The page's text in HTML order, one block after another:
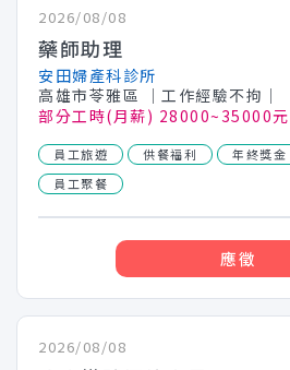
2026/08/08
藥師助理
安田婦產科診所
高雄市苓雅區
│工作經驗不拘│
部分工時(月薪) 28000~35000元
員工旅遊 供餐福利 年終獎金
員工聚餐
應徵
2026/08/08